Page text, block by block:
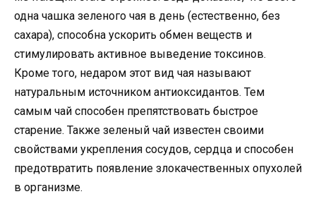
одна чашка зеленого чая в день (естественно, без
сахара), способна ускорить обмен веществ и
стимулировать активное выведение токсинов.
Кроме того, недаром этот вид чая называют
натуральным источником антиоксидантов. Тем
самым чай способен препятствовать быстрое
старение. Также зеленый чай известен своими
свойствами укрепления сосудов, сердца и способен
предотвратить появление злокачественных опухолей
в организме.